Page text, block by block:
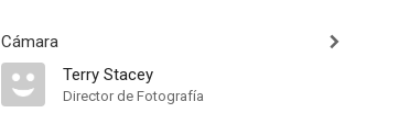
Cámara
Terry Stacey
Director de Fotografía